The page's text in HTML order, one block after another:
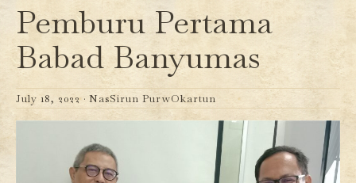
Pemburu Pertama
Babad Banyumas
July 18, 2022 · NasSirun PurwOkartun